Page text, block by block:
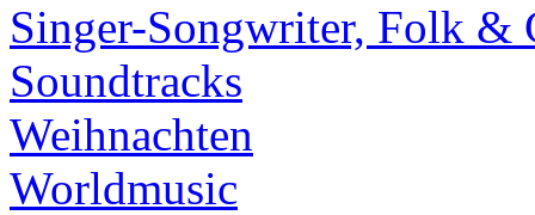
Singer-Songwriter, Folk &
Soundtracks
Weihnachten
Worldmusic